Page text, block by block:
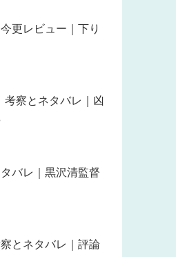
更レビュー｜下り
考察とネタバレ｜凶
バレ｜黒沢清監督
とネタバレ｜評論